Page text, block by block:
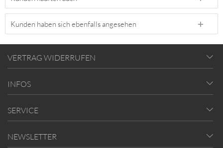
Kunden haben sich ebenfalls angesehen
VERTRAG WIDERRUFEN
INFOS
SERVICE
NEWSLETTER